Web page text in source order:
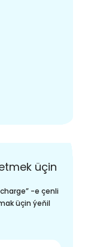
üçin
-e çenli
üçin ýeňil